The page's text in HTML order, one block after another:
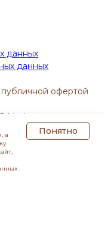
данных
данных
офертой
Marketing
а
.
Понятно